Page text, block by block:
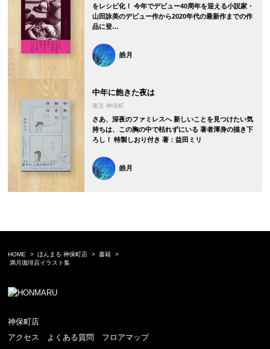
をレシピ化！ 今年でデビュー40周年を迎える小説家・
山田詠美のデビュー作から2020年代の最新作までの作
品に登…
皓月
中年に飽きた夜は
東京 神保町
さあ、深夜のファミレスへ 新しいことを見つけたい気
持ちは、この胸の中で枯れずにいる 著者渾身の描き下
ろし！ 特製しおり付き 著：益田ミリ
皓月
HOME ほんまる 神保町店
書籍
満月珈琲店イラスト集
神保町店
アクセス
よくある質問 フロアマップ